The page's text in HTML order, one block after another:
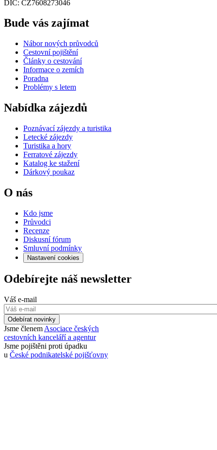
DIČ: CZ7608273046
Bude vás zajímat
Nábor nových průvodců
Cestovní pojištění
Články o cestování
Informace o zemích
Poradna
Problémy s letem
Nabídka zájezdů
Poznávací zájezdy a turistika
Letecké zájezdy
Turistika a hory
Ferratové zájezdy
Katalog ke stažení
Dárkový poukaz
O nás
Kdo jsme
Průvodci
Recenze
Diskusní fórum
Smluvní podmínky
Nastavení cookies
Odebírejte náš newsletter
Váš e-mail
Odebírat novinky
Jsme členem Asociace českých
cestovních kanceláří a agentur
Jsme pojištěni proti úpadku
u České podnikatelské pojišťovny